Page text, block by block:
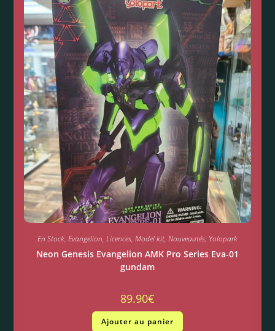
En Stock, Evangelion, Licences, Model kit, Nouveautés, Yolopark
Neon Genesis Evangelion AMK Pro Series Eva-01
gundam
89.90€
Ajouter au panier